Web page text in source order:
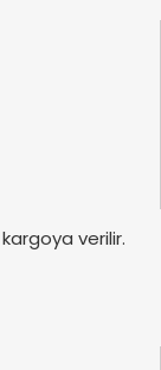
verilir.